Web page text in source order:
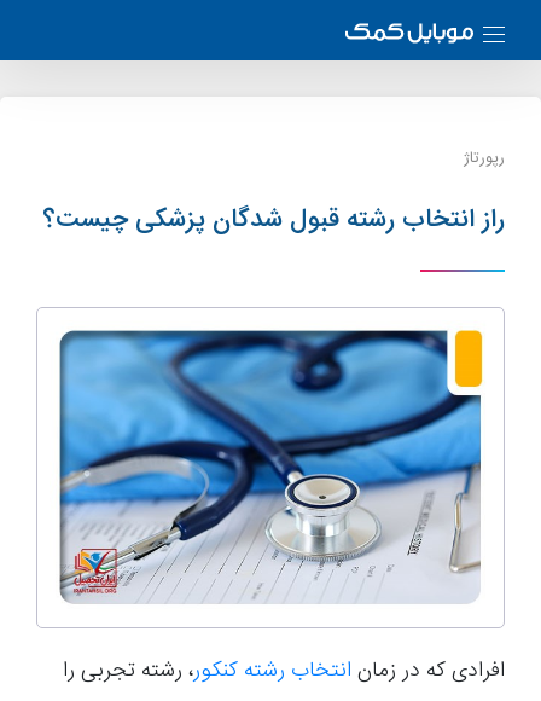
رپورتاژ
راز انتخاب رشته قبول شدگان پزشکی چیست؟
افرادی که در زمان انتخاب رشته کنکور، رشته تجربی را